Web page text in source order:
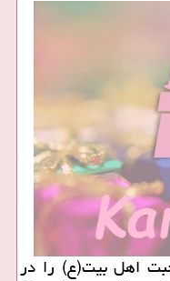
اهل بیت(ع) را در